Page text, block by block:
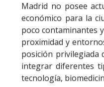
Madrid no posee
económico para la
poco contaminantes
proximidad y
posición privilegiada
integrar diferentes
tecnología,